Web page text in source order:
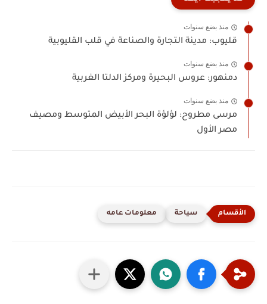
منذ بضع سنوات
قليوب: مدينة التجارة والصناعة في قلب القليوبية
منذ بضع سنوات
دمنهور: عروس البحيرة ومركز الدلتا الغربية
منذ بضع سنوات
مرسى مطروح: لؤلؤة البحر الأبيض المتوسط ومصيف
مصر الأول
سياحة معلومات عامه